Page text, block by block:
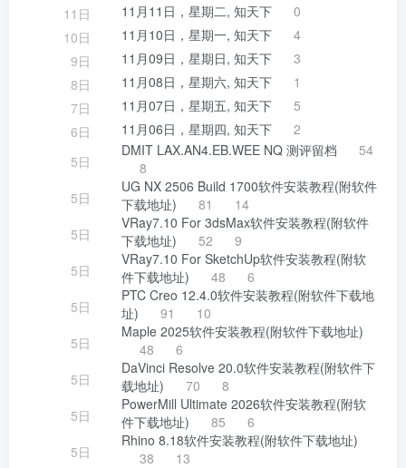
11日
11月11日，星期二, 知天下
0
10日
11月10日，星期一, 知天下
4
9日
11月09日，星期日, 知天下
3
8日
11月08日，星期六, 知天下
1
7日
11月07日，星期五, 知天下
5
6日
11月06日，星期四, 知天下
2
5日
DMIT LAX.AN4.EB.WEE NQ 测评留档
54
8
5日
UG NX 2506 Build 1700软件安装教程(附软件
下载地址)
81
14
5日
VRay7.10 For 3dsMax软件安装教程(附软件
下载地址)
52
9
5日
VRay7.10 For SketchUp软件安装教程(附软
件下载地址)
48
6
5日
PTC Creo 12.4.0软件安装教程(附软件下载地
址)
91
10
5日
Maple 2025软件安装教程(附软件下载地址)
48
6
5日
DaVinci Resolve 20.0软件安装教程(附软件下
载地址)
70
8
5日
PowerMill Ultimate 2026软件安装教程(附软
件下载地址)
85
6
5日
Rhino 8.18软件安装教程(附软件下载地址)
38
13